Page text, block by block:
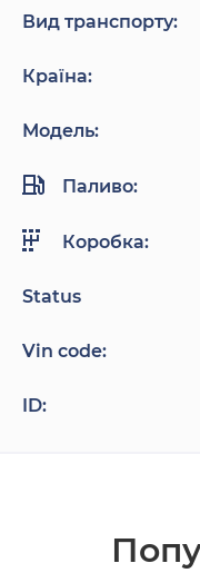
Вид транспорту:
Країна:
Модель:
Паливо:
Коробка:
Status
Vin code:
ID: